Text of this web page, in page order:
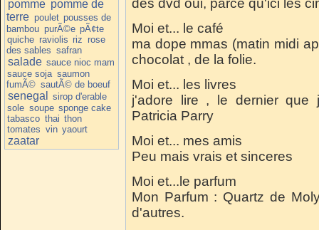
pomme pomme de
terre poulet pousses de
bambou purÃ©e pÃ¢te
quiche raviolis riz rose
des sables safran
salade sauce nioc mam
sauce soja saumon
fumÃ© sautÃ© de boeuf
senegal
sirop d'erable
sole soupe sponge cake
tabasco thai thon
tomates vin yaourt
zaatar
des dvd oui, parce qu'ici les
Moi et... le café
ma dope mmas (matin midi
chocolat , de la folie.
Moi et... les livres
j'adore lire , le dernier que
Patricia Parry
Moi et... mes amis
Peu mais vrais et sinceres
Moi et...le parfum
Mon Parfum : Quartz de
d'autres.